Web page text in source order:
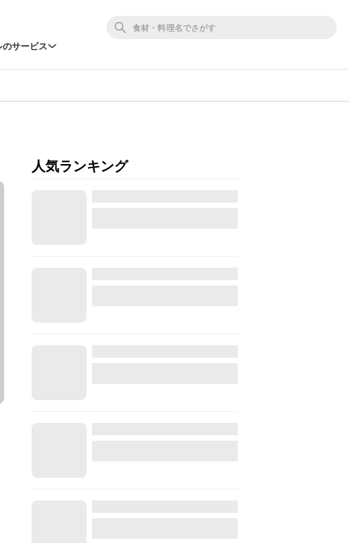
サービス
人気ランキング